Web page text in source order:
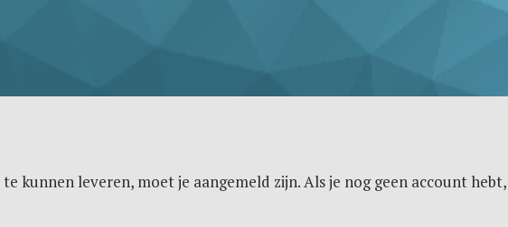
kunnen leveren, moet je aangemeld zijn. Als je nog geen account hebt,